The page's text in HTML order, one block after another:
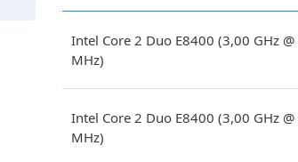
Intel Core 2 Duo E8400 (3,00 GHz @
MHz)
Intel Core 2 Duo E8400 (3,00 GHz @
MHz)